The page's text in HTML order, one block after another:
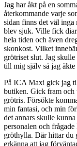
Jag har åkt på en
återkommande varje
sidan finns det väl
blev sjuk. Ville fick
hela tiden och även
skonkost. Vilket
grötriset slut. Jag
till mig själv så jag
På ICA Maxi gick jag
butiken. Gick fram och
grötris. Försökte
min fantasi, och min
det annars skulle
personalen och
gröthylla. Där hittar du
erkänna att jag